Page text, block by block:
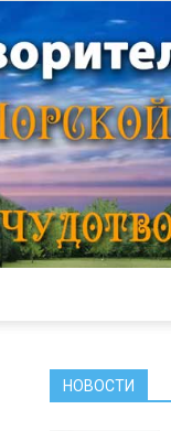
НОВОСТИ